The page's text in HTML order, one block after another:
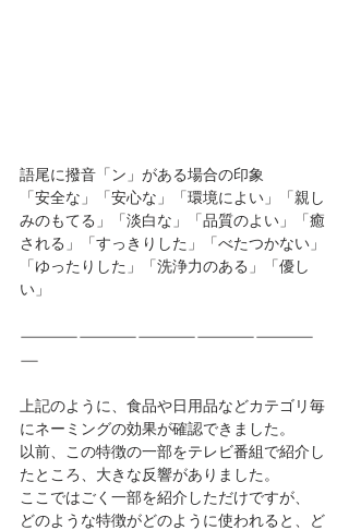
語尾に撥音「ン」がある場合の印象
「安全な」「安心な」「環境によい」「親し
みのもてる」「淡白な」「品質のよい」「癒
される」「すっきりした」「べたつかない」
「ゆったりした」「洗浄力のある」「優し
い」
―――――――――――――――
―
上記のように、食品や日用品などカテゴリ毎
にネーミングの効果が確認できました。
以前、この特徴の一部をテレビ番組で紹介し
たところ、大きな反響がありました。
ここではごく一部を紹介しただけですが、
どのような特徴がどのように使われると、ど